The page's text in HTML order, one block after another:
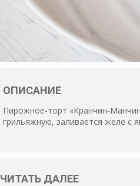
ОПИСАНИЕ
Пирожное-торт «Кранчин-
грильяжную, заливается желе с
ЧИТАТЬ ДАЛЕЕ